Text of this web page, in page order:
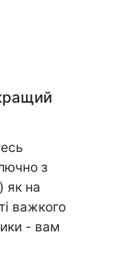
з
як на
важкого
- вам